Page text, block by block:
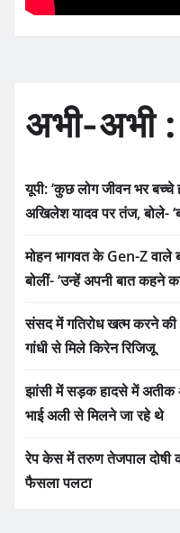
अभी-अभी :
यूपी: ‘कुछ लोग जीवन भर बच्चे
अखिलेश यादव पर तंज, बोले-
मोहन भागवत के Gen-Z वाले
बोलीं- ‘उन्हें अपनी बात कहने
संसद में गतिरोध खत्म करने की
गांधी से मिले किरेन रिजिजू
झांसी में सड़क हादसे में
भाई अली से मिलने जा रहे थे
रेप केस में तरुण तेजपाल दोषी
फैसला पलटा